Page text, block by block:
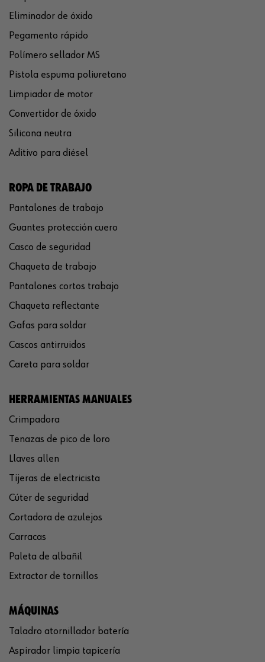
Eliminador de óxido
Pegamento rápido
Polímero sellador MS
Pistola espuma poliuretano
Limpiador de motor
Convertidor de óxido
Silicona neutra
Aditivo para diésel
ROPA DE TRABAJO
Pantalones de trabajo
Guantes protección cuero
Casco de seguridad
Chaqueta de trabajo
Pantalones cortos trabajo
Chaqueta reflectante
Gafas para soldar
Cascos antirruidos
Careta para soldar
HERRAMIENTAS MANUALES
Crimpadora
Tenazas de pico de loro
Llaves allen
Tijeras de electricista
Cúter de seguridad
Cortadora de azulejos
Carracas
Paleta de albañil
Extractor de tornillos
MÁQUINAS
Taladro atornillador batería
Aspirador limpia tapicería